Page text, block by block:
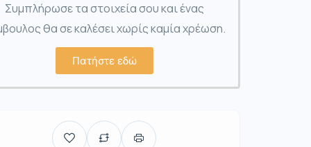
Συμπλήρωσε τα στοιχεία σου και ένας
θα σε καλέσει χωρίς καμία χρέωση.
Πατήστε εδώ